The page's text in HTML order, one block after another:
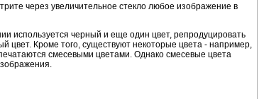
через увеличительное стекло любое изображение в
используется черный и еще один цвет, репродуцировать
цвет. Кроме того, существуют некоторые цвета - например,
смесевыми цветами. Однако смесевые цвета